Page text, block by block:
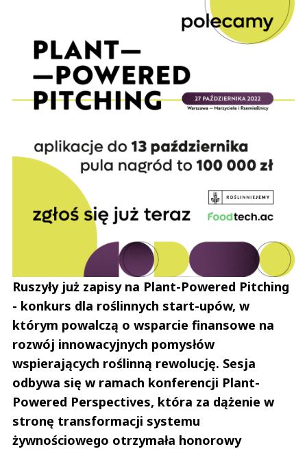
Ruszyły już zapisy na Plant-Powered Pitching
- konkurs dla roślinnych start-upów, w
którym powalczą o wsparcie finansowe na
rozwój innowacyjnych pomysłów
wspierających roślinną rewolucję. Sesja
odbywa się w ramach konferencji Plant-
Powered Perspectives, która za dążenie w
stronę transformacji systemu
żywnościowego otrzymała honorowy